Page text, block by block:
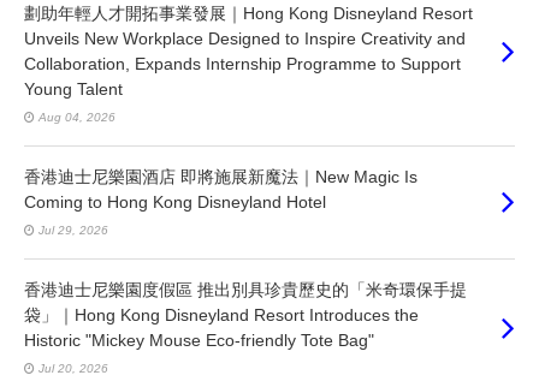
劃助年輕人才開拓事業發展｜Hong Kong Disneyland Resort
Unveils New Workplace Designed to Inspire Creativity and
Collaboration, Expands Internship Programme to Support
Young Talent
Aug 04, 2026
香港迪士尼樂園酒店 即將施展新魔法｜New Magic Is
Coming to Hong Kong Disneyland Hotel
Jul 29, 2026
香港迪士尼樂園度假區 推出別具珍貴歷史的「米奇環保手提
袋」｜Hong Kong Disneyland Resort Introduces the
Historic "Mickey Mouse Eco-friendly Tote Bag"
Jul 20, 2026